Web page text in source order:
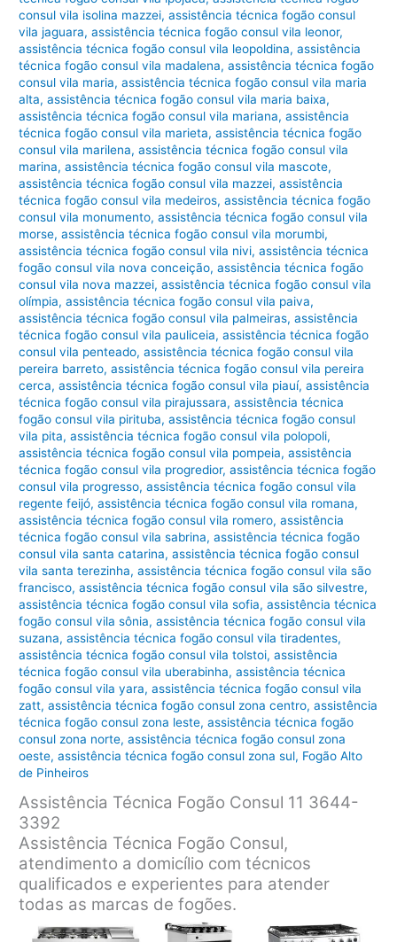
consul vila isolina mazzei,assistência técnica fogão consul
vila jaguara,assistência técnica fogão consul vila leonor,
assistência técnica fogão consul vila leopoldina,assistência
técnica fogão consul vila madalena,assistência técnica fogão
consul vila maria,assistência técnica fogão consul vila maria
alta,assistência técnica fogão consul vila maria baixa,
assistência técnica fogão consul vila mariana,assistência
técnica fogão consul vila marieta,assistência técnica fogão
consul vila marilena,assistência técnica fogão consul vila
marina,assistência técnica fogão consul vila mascote,
assistência técnica fogão consul vila mazzei,assistência
técnica fogão consul vila medeiros,assistência técnica fogão
consul vila monumento,assistência técnica fogão consul vila
morse,assistência técnica fogão consul vila morumbi,
assistência técnica fogão consul vila nivi,assistência técnica
fogão consul vila nova conceição,assistência técnica fogão
consul vila nova mazzei,assistência técnica fogão consul vila
olímpia,assistência técnica fogão consul vila paiva,
assistência técnica fogão consul vila palmeiras,assistência
técnica fogão consul vila pauliceia,assistência técnica fogão
consul vila penteado,assistência técnica fogão consul vila
pereira barreto,assistência técnica fogão consul vila pereira
cerca,assistência técnica fogão consul vila piauí,assistência
técnica fogão consul vila pirajussara,assistência técnica
fogão consul vila pirituba,assistência técnica fogão consul
vila pita,assistência técnica fogão consul vila polopoli,
assistência técnica fogão consul vila pompeia,assistência
técnica fogão consul vila progredior,assistência técnica fogão
consul vila progresso,assistência técnica fogão consul vila
regente feijó,assistência técnica fogão consul vila romana,
assistência técnica fogão consul vila romero,assistência
técnica fogão consul vila sabrina,assistência técnica fogão
consul vila santa catarina,assistência técnica fogão consul
vila santa terezinha,assistência técnica fogão consul vila são
francisco,assistência técnica fogão consul vila são silvestre,
assistência técnica fogão consul vila sofia,assistência técnica
fogão consul vila sônia,assistência técnica fogão consul vila
suzana,assistência técnica fogão consul vila tiradentes,
assistência técnica fogão consul vila tolstoi,assistência
técnica fogão consul vila uberabinha,assistência técnica
fogão consul vila yara,assistência técnica fogão consul vila
zatt,assistência técnica fogão consul zona centro,assistência
técnica fogão consul zona leste,assistência técnica fogão
consul zona norte,assistência técnica fogão consul zona
oeste,assistência técnica fogão consul zona sul, Fogão Alto
de Pinheiros
Assistência Técnica Fogão Consul 11 3644-
3392
Assistência Técnica Fogão Consul,
atendimento a domicílio com técnicos
qualificados e experientes para atender
todas as marcas de fogões.